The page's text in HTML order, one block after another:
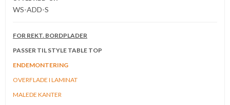
WS-ADD-S
FOR REKT. BORDPLADER
PASSER TIL STYLE TABLE TOP
ENDEMONTERING
OVERFLADE I LAMINAT
MALEDE KANTER